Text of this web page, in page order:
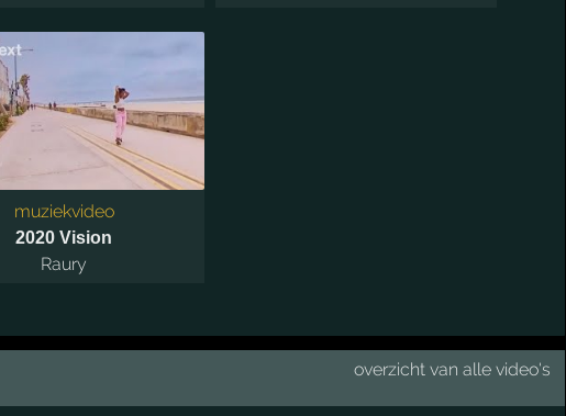
muziekvideo
2020 Vision
Raury
overzicht van alle video's